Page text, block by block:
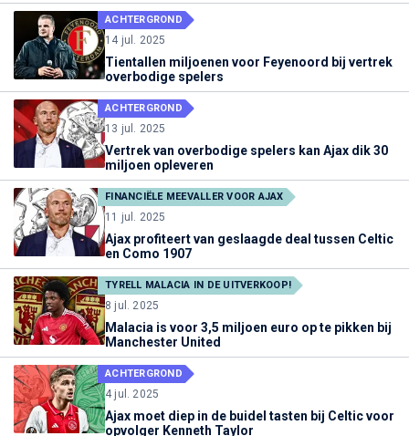
ACHTERGROND
14 jul. 2025
Tientallen miljoenen voor Feyenoord bij vertrek
overbodige spelers
ACHTERGROND
13 jul. 2025
Vertrek van overbodige spelers kan Ajax dik 30
miljoen opleveren
FINANCIËLE MEEVALLER VOOR AJAX
11 jul. 2025
Ajax profiteert van geslaagde deal tussen Celtic
en Como 1907
TYRELL MALACIA IN DE UITVERKOOP!
8 jul. 2025
Malacia is voor 3,5 miljoen euro op te pikken bij
Manchester United
ACHTERGROND
4 jul. 2025
Ajax moet diep in de buidel tasten bij Celtic voor
opvolger Kenneth Taylor